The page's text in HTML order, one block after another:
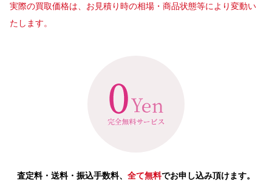
実際の買取価格は、お見積り時の相場・商品状態等により変動い
たします。
査定料・送料・振込手数料、 全て無料でお申し込み頂けます。